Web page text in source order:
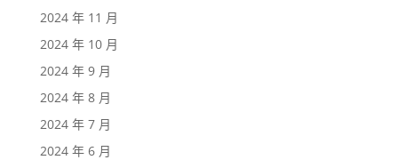
2024 年 11 月
2024 年 10 月
2024 年 9 月
2024 年 8 月
2024 年 7 月
2024 年 6 月